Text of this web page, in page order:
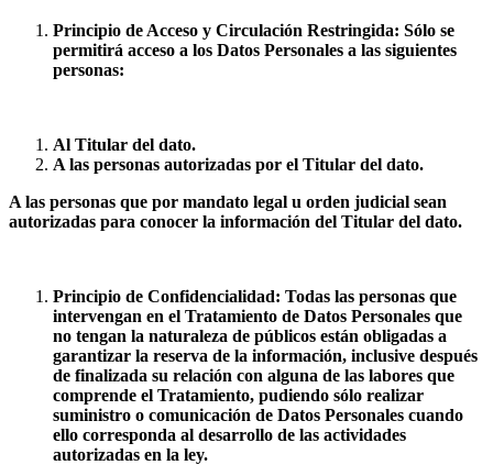
Principio de Acceso y Circulación Restringida: Sólo se
permitirá acceso a los Datos Personales a las siguientes
personas:
Al Titular del dato.
A las personas autorizadas por el Titular del dato.
A las personas que por mandato legal u orden judicial sean
autorizadas para conocer la información del Titular del dato.
Principio de Confidencialidad: Todas las personas que
intervengan en el Tratamiento de Datos Personales que
no tengan la naturaleza de públicos están obligadas a
garantizar la reserva de la información, inclusive después
de finalizada su relación con alguna de las labores que
comprende el Tratamiento, pudiendo sólo realizar
suministro o comunicación de Datos Personales cuando
ello corresponda al desarrollo de las actividades
autorizadas en la ley.